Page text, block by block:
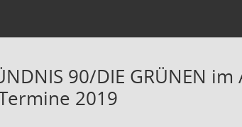
90/DIE GRÜNEN
2019